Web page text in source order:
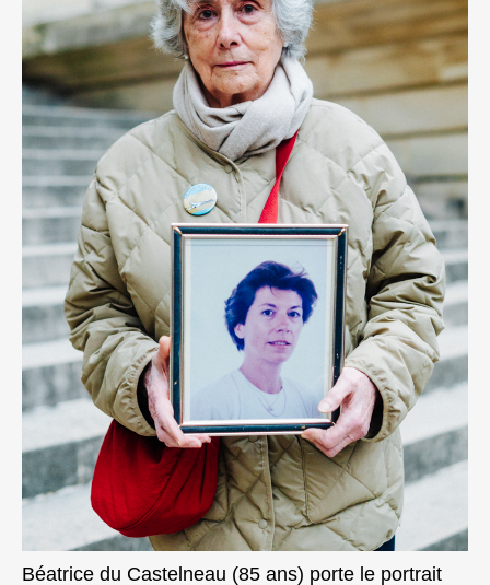
Béatrice du Castelneau (85 ans) porte le portrait